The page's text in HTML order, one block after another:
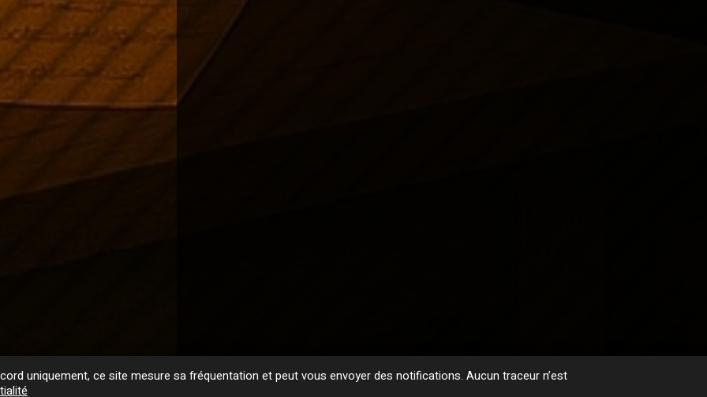
uniquement, ce site mesure sa fréquentation et peut vous envoyer des notifications. Aucun traceur n’est